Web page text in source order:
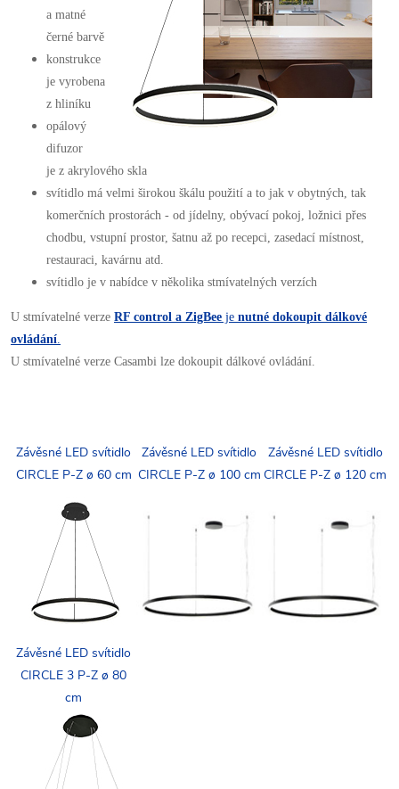
a matné
černé barvě
konstrukce
je vyrobena
z hliníku
opálový
difuzor
je z akrylového skla
svítidlo má velmi širokou škálu použití a to jak v obytných, tak
komerčních prostorách - od jídelny, obývací pokoj, ložnici přes
chodbu, vstupní prostor, šatnu až po recepci, zasedací místnost,
restauraci, kavárnu atd.
svítidlo je v nabídce v několika stmívatelných verzích
U stmívatelné verze RF control a ZigBee je nutné dokoupit dálkové
ovládání
U stmívatelné verze Casambi lze dokoupit dálkové ovládání.
Závěsné LED svítidlo
CIRCLE P-Z ø 60 cm
Závěsné LED svítidlo
CIRCLE P-Z ø 100 cm
Závěsné LED svítidlo
CIRCLE P-Z ø 120 cm
Závěsné LED svítidlo
CIRCLE 3 P-Z ø 80
cm